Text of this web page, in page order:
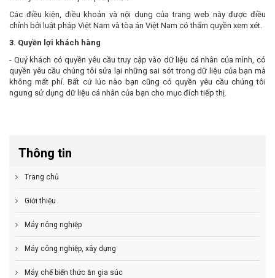
Các điều kiện, điều khoản và nội dung của trang web này được điều
chỉnh bởi luật pháp Việt Nam và tòa án Việt Nam có thẩm quyền xem xét.
3. Quyền lợi khách hàng
- Quý khách có quyền yêu cầu truy cập vào dữ liệu cá nhân của mình, có
quyền yêu cầu chúng tôi sửa lại những sai sót trong dữ liệu của bạn mà
không mất phí. Bất cứ lúc nào bạn cũng có quyền yêu cầu chúng tôi
ngưng sử dụng dữ liệu cá nhân của bạn cho mục đích tiếp thị.
Thông tin
Trang chủ
Giới thiệu
Máy nông nghiệp
Máy công nghiệp, xây dựng
Máy chế biến thức ăn gia súc